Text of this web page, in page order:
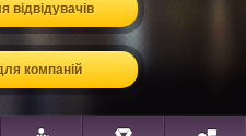
відвідувачів
компаній